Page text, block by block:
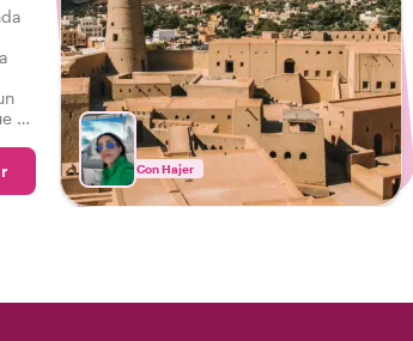
se
Con Hajer